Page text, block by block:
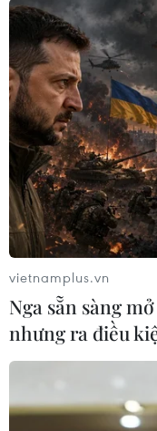
#Du học Hàn Quốc
#Bê bối chính trị Hàn
#Luận tội tổng thống
#Biểu tình phản đối
vietnamplus.vn
Nga sẵn sàng
nhưng ra điều